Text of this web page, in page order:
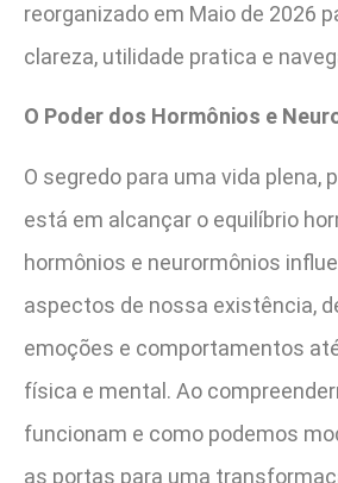
reorganizado em Maio de 2026
clareza, utilidade pratica e
O Poder dos Hormônios e
O segredo para uma vida plena,
está em alcançar o equilíbrio
hormônios e neurormônios
aspectos de nossa existência,
emoções e comportamentos
física e mental. Ao
funcionam e como podemos
as portas para uma